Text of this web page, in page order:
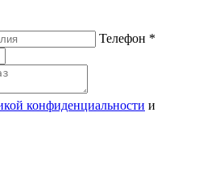
Телефон *
конфиденциальности и